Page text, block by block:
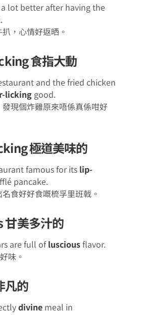
lot better after having the
，心情好返晒。
食指大動
and the fried chicken
licking good.
現個炸雞原來唔係真係咁好
極道美味的
famous for its lip-
pancake.
食好好食嘅梳孚里班戟。
甘美多汁的
are full oflusciousflavor.
味。
凡的
divine meal in